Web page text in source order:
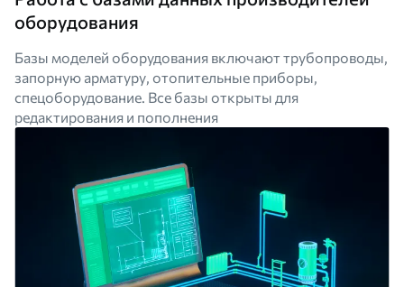
оборудования
Базы моделей оборудования включают трубопроводы,
запорную арматуру, отопительные приборы,
спецоборудование. Все базы открыты для
редактирования и пополнения